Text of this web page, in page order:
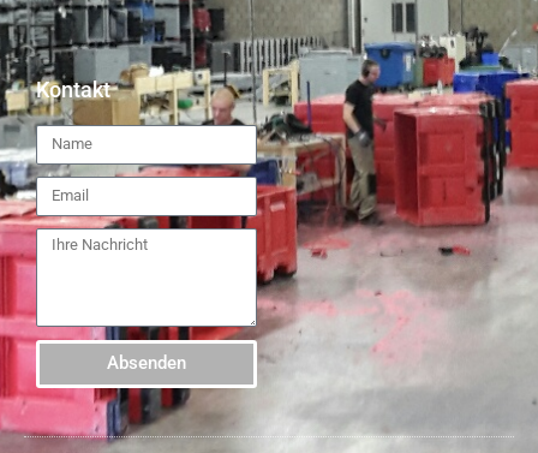
Kontakt
Absenden